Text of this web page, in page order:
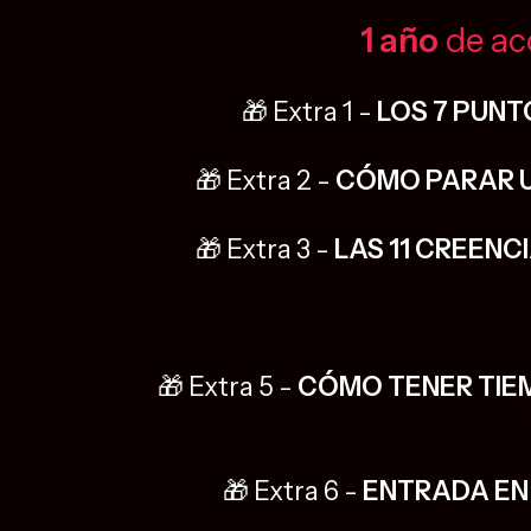
1 año de
🎁 Extra 1 - LOS 7
🎁 Extra 2 - CÓMO PARAR
🎁 Extra 3 - LAS 11
🎁 Extra 5 - CÓMO TENER
🎁 Extra 6 - ENTRADA